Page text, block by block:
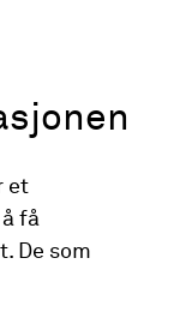
et
få
De som